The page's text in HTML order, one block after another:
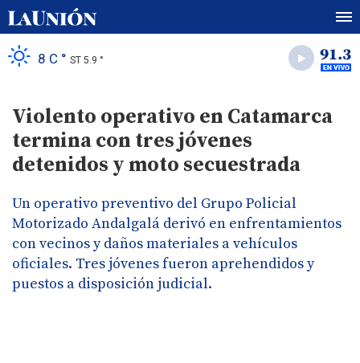
8 C ° ST 5.9 °
Violento operativo en Catamarca
termina con tres jóvenes
detenidos y moto secuestrada
Un operativo preventivo del Grupo Policial
Motorizado Andalgalá derivó en enfrentamientos
con vecinos y daños materiales a vehículos
oficiales. Tres jóvenes fueron aprehendidos y
puestos a disposición judicial.